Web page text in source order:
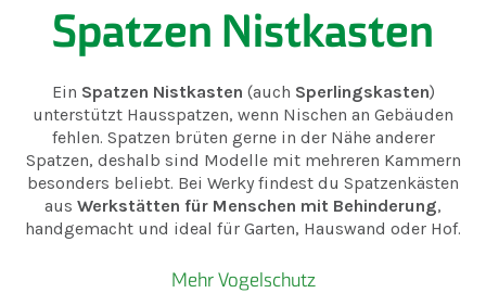
Spatzen Nistkasten
Ein Spatzen Nistkasten (auch Sperlingskasten)
unterstützt Hausspatzen, wenn Nischen an Gebäuden
fehlen. Spatzen brüten gerne in der Nähe anderer
Spatzen, deshalb sind Modelle mit mehreren Kammern
besonders beliebt. Bei Werky findest du Spatzenkästen
aus Werkstätten für Menschen mit Behinderung,
handgemacht und ideal für Garten, Hauswand oder Hof.
Mehr Vogelschutz